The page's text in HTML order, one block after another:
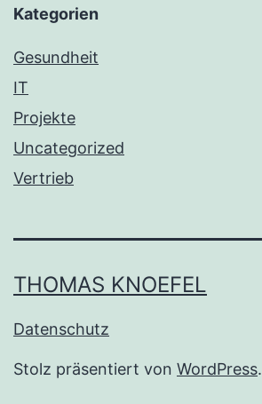
Kategorien
Gesundheit
IT
Projekte
Uncategorized
Vertrieb
THOMAS KNOEFEL
Datenschutz
Stolz präsentiert von WordPress.